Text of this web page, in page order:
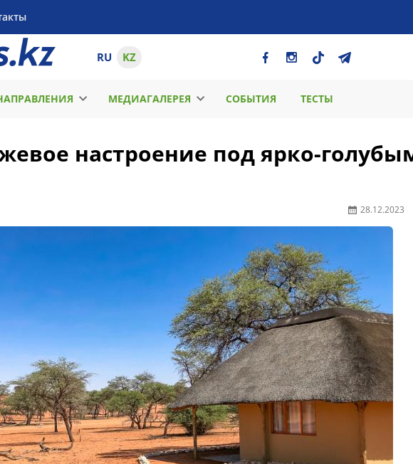
RU KZ
МЕДИАГАЛЕРЕЯ СОБЫТИЯ ТЕСТЫ
настроение под ярко-
28.12.2023